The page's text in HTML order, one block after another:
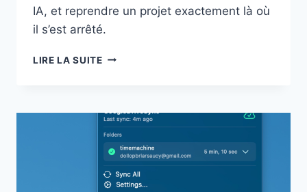
IA, et reprendre un projet exactement là où
il s’est arrêté.
LIRE LA SUITECODESURF
SPATIAL
CANVAS
POUR
PILOTER
CODE,